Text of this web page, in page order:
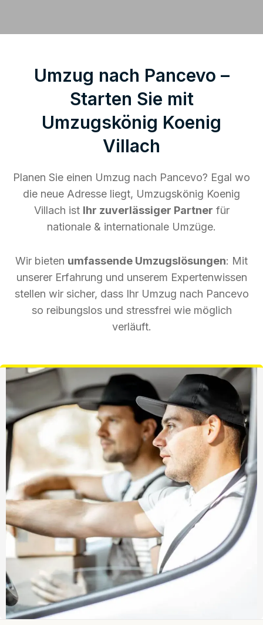
Umzug nach Pancevo –
Starten Sie mit
Umzugskönig Koenig
Villach
Planen Sie einen Umzug nach Pancevo? Egal wo
die neue Adresse liegt, Umzugskönig Koenig
Villach ist Ihr zuverlässiger Partner für
nationale & internationale Umzüge.
Wir bieten umfassende Umzugslösungen: Mit
unserer Erfahrung und unserem Expertenwissen
stellen wir sicher, dass Ihr Umzug nach Pancevo
so reibungslos und stressfrei wie möglich
verläuft.